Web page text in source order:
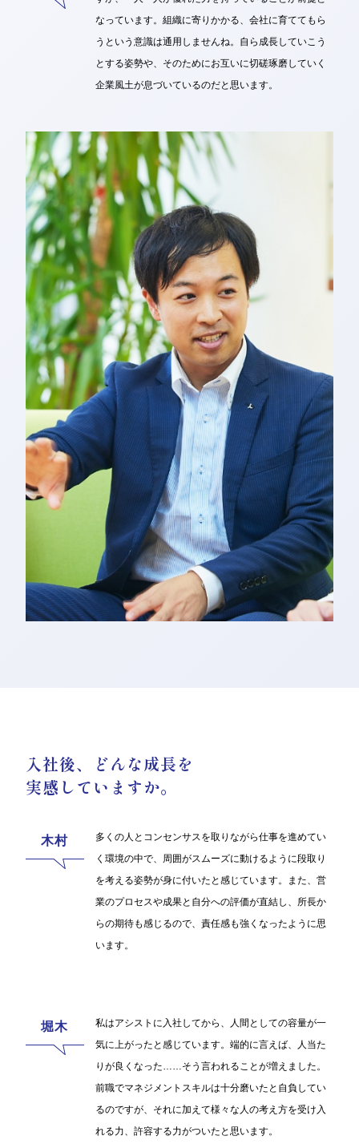
なっています。組織に寄りかかる、会社に育ててもら
うという意識は通用しませんね。自ら成長していこう
とする姿勢や、そのためにお互いに切磋琢磨していく
企業風土が息づいているのだと思います。
入社後、どんな成長を
実感していますか。
多くの人とコンセンサスを取りながら仕事を進めてい
く環境の中で、周囲がスムーズに動けるように段取り
を考える姿勢が身に付いたと感じています。また、営
業のプロセスや成果と自分への評価が直結し、所長か
らの期待も感じるので、責任感も強くなったように思
います。
私はアシストに入社してから、人間としての容量が一
気に上がったと感じています。端的に言えば、人当た
りが良くなった……そう言われることが増えました。
前職でマネジメントスキルは十分磨いたと自負してい
るのですが、それに加えて様々な人の考え方を受け入
れる力、許容する力がついたと思います。